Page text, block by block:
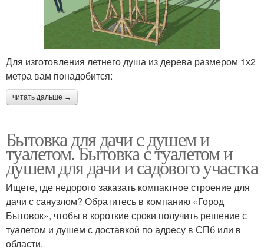
Для изготовления летнего душа из дерева размером 1х2
метра вам понадобится:
читать дальше →
Бытовка для дачи с душем и
туалетом. Бытовка с туалетом и
душем для дачи и садового участка
Ищете, где недорого заказать компактное строение для
дачи с санузлом? Обратитесь в компанию «Город
Бытовок», чтобы в короткие сроки получить решение с
туалетом и душем с доставкой по адресу в СПб или в
области.